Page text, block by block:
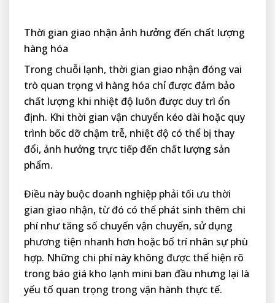
Thời gian giao nhận ảnh hưởng đến chất lượng
hàng hóa
Trong chuỗi lạnh, thời gian giao nhận đóng vai
trò quan trọng vì hàng hóa chỉ được đảm bảo
chất lượng khi nhiệt độ luôn được duy trì ổn
định. Khi thời gian vận chuyển kéo dài hoặc quy
trình bốc dỡ chậm trễ, nhiệt độ có thể bị thay
đổi, ảnh hưởng trực tiếp đến chất lượng sản
phẩm.
Điều này buộc doanh nghiệp phải tối ưu thời
gian giao nhận, từ đó có thể phát sinh thêm chi
phí như tăng số chuyến vận chuyển, sử dụng
phương tiện nhanh hơn hoặc bố trí nhân sự phù
hợp. Những chi phí này không được thể hiện rõ
trong báo giá kho lạnh mini ban đầu nhưng lại là
yếu tố quan trọng trong vận hành thực tế.